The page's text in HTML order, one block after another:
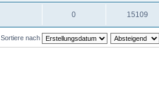
0 15109
Sortiere nach